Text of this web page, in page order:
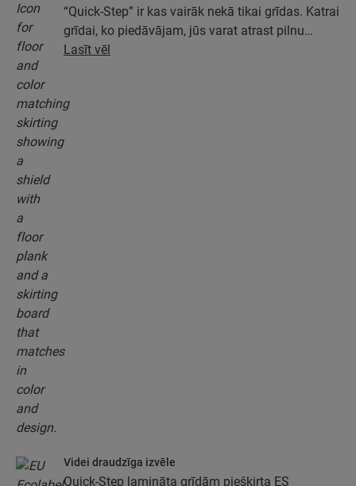
“Quick-Step” ir kas vairāk nekā tikai grīdas. Katrai
grīdai, ko piedāvājam, jūs varat atrast pilnu
piederumu kolekciju, tostarp pamatus, apdares
Lasīt vēl
Videi draudzīga izvēle
Quick-Step lamināta grīdām piešķirta ES